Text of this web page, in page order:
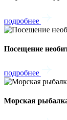
подробнее
Посещение
подробнее
Морская